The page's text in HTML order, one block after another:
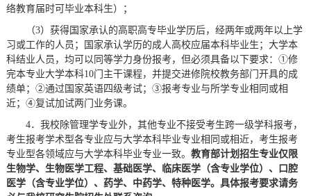
络教育届时可毕业本科生）；
（3）获得国家承认的高职高专毕业学历后，经两年或两年以上学
习或工作的人员；国家承认学历的成人高校应届本科毕业生；大学本
科结业人员，均可以同等学力身份报考，但必须具备以下要求：①修
完本专业大学本科10门主干课程，并提交进修院校教务部门开具的成
绩单；②通过国家英语四级考试；③报考专业与所学专业相同或相
近；④复试加试两门业务课。
4．我校除管理学专业外，其他专业不接受考生跨一级学科报考，
考生报考学术型各专业应与大学本科毕业专业相同或相近，考生报考
专业型各领域应与大学本科毕业专业一致。 教育部计划招生专业仅限
生物学、生物医学工程、基础医学、临床医学（含专业学位）、口腔
医学（含专业学位）、药学、中药学、特种医学。具体报考要求请务